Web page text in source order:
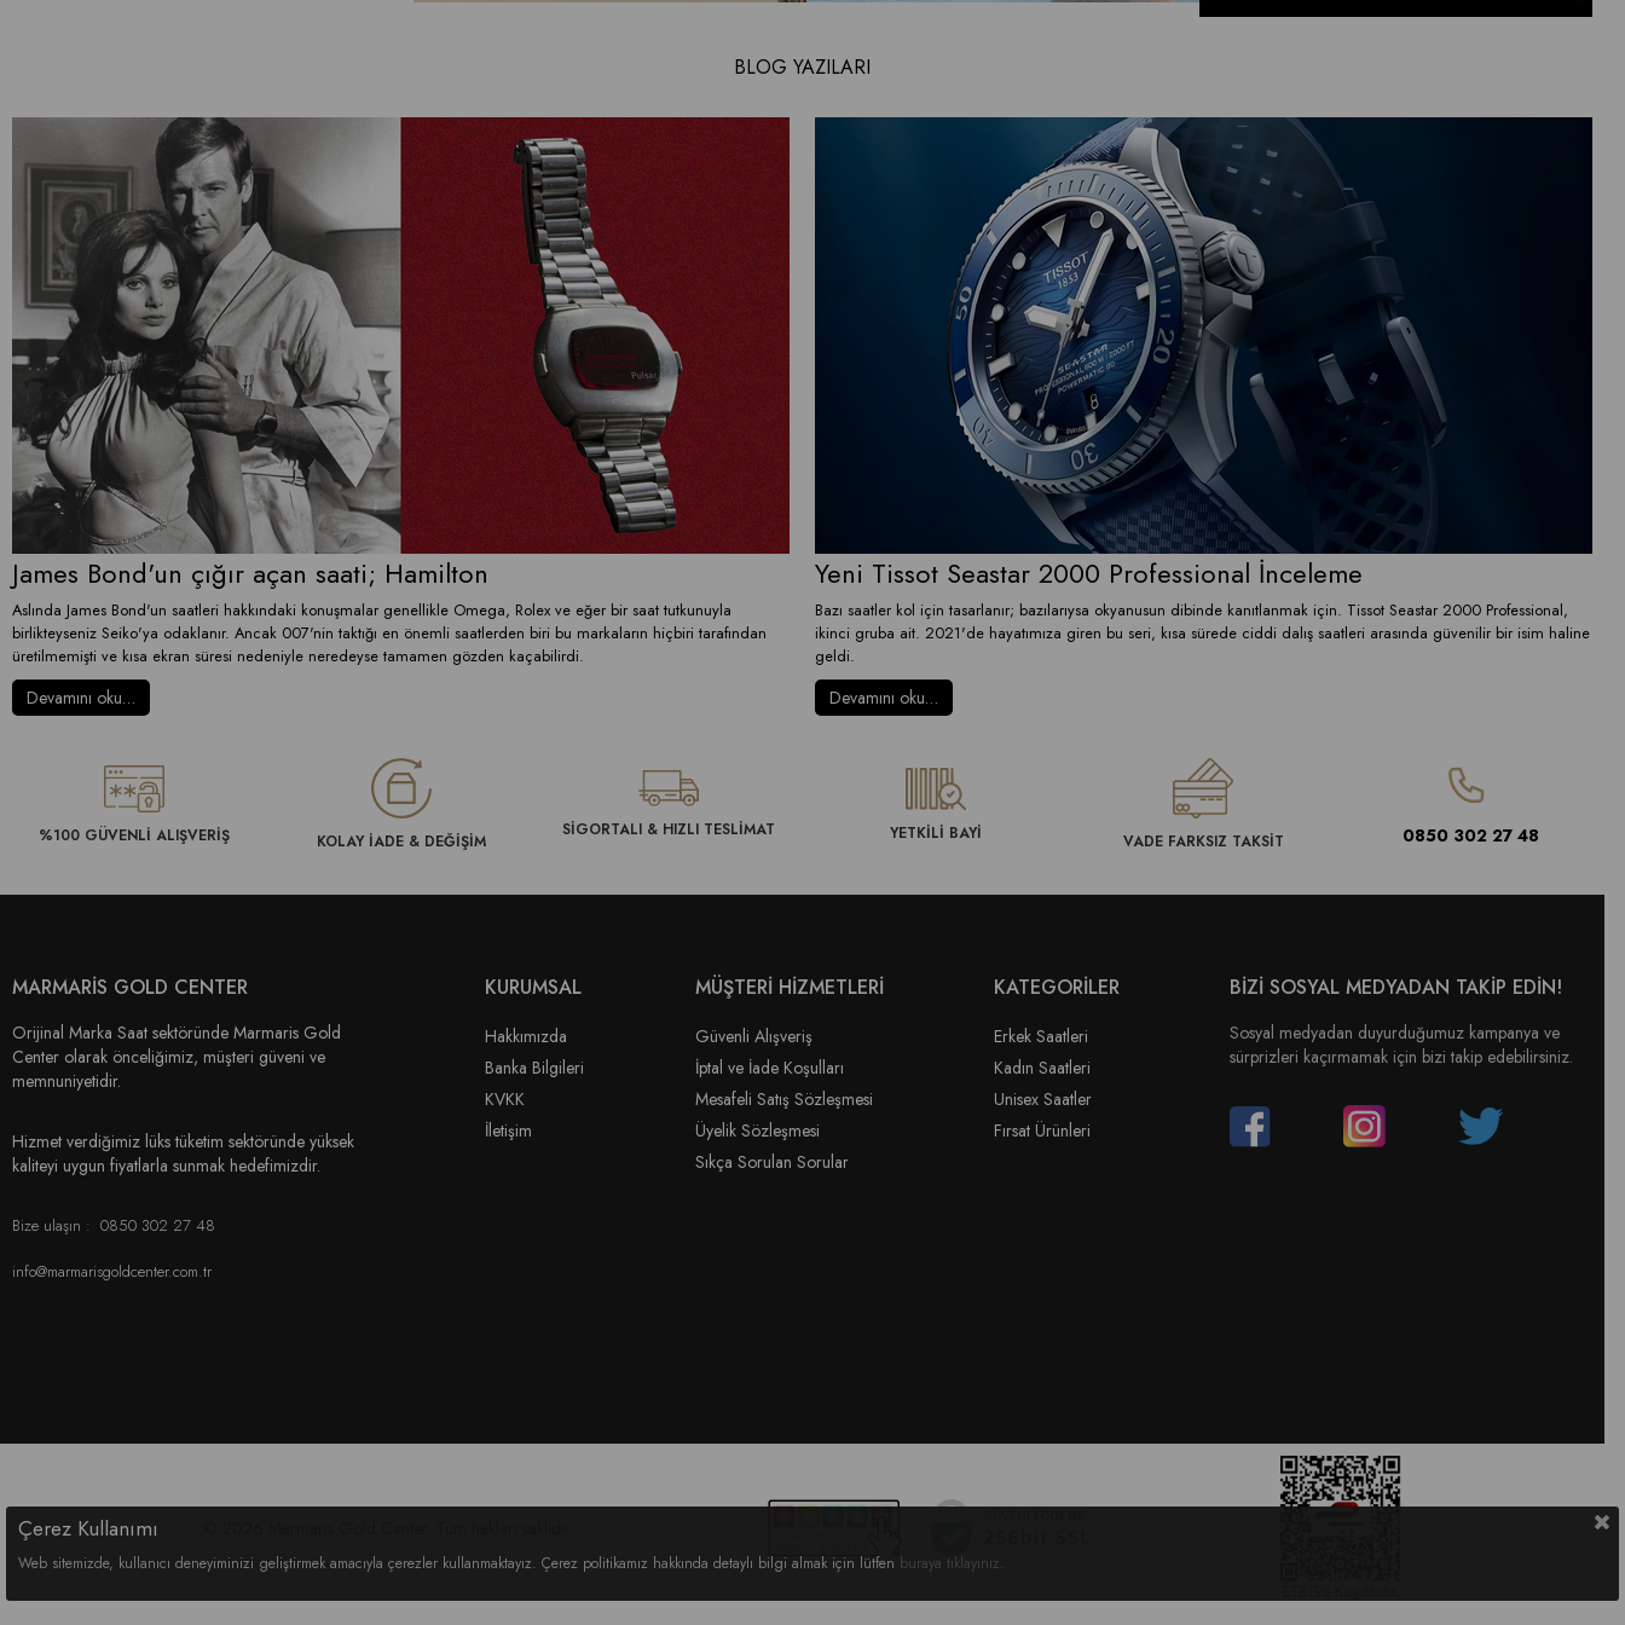
BLOG YAZILARI
James Bond'un çığır açan saati; Hamilton
Aslında James Bond'un saatleri hakkındaki konuşmalar genellikle Omega, Rolex ve eğer bir saat tutkunuyla
birlikteyseniz Seiko'ya odaklanır. Ancak 007'nin taktığı en önemli saatlerden biri bu markaların hiçbiri tarafından
üretilmemişti ve kısa ekran süresi nedeniyle neredeyse tamamen gözden kaçabilirdi.
Devamını oku…
Yeni Tissot Seastar 2000 Professional İnceleme
Bazı saatler kol için tasarlanır; bazılarıysa okyanusun dibinde kanıtlanmak için. Tissot Seastar 2000 Professional,
ikinci gruba ait. 2021'de hayatımıza giren bu seri, kısa sürede ciddi dalış saatleri arasında güvenilir bir isim haline
geldi.
Devamını oku…
%100 GÜVENLİ ALIŞVERİŞ KOLAY İADE & DEĞİŞİM
SİGORTALI & HIZLI TESLİMAT YETKİLİ BAYİ VADE FARKSIZ TAKSİT 0850 302 27 48
MARMARİS GOLD CENTER
Orijinal Marka Saat sektöründe Marmaris Gold
Center olarak önceliğimiz, müşteri güveni ve
memnuniyetidir.
Hizmet verdiğimiz lüks tüketim sektöründe yüksek
kaliteyi uygun fiyatlarla sunmak hedefimizdir.
Bize ulaşın : 0850 302 27 48
info@marmarisgoldcenter.com.tr
KURUMSAL
Hakkımızda
Banka Bilgileri
KVKK
İletişim
MÜŞTERİ HİZMETLERİ
Güvenli Alışveriş
İptal ve İade Koşulları
Mesafeli Satış Sözleşmesi
Üyelik Sözleşmesi
Sıkça Sorulan Sorular
KATEGORİLER
Erkek Saatleri
Kadın Saatleri
Unisex Saatler
Fırsat Ürünleri
BİZİ SOSYAL MEDYADAN TAKİP EDİN!
Sosyal medyadan duyurduğumuz kampanya ve
sürprizleri kaçırmamak için bizi takip edebilirsiniz.
Çerez Kullanımı
Web sitemizde, kullanıcı deneyiminizi geliştirmek amacıyla çerezler kullanmaktayız. Çerez politikamız hakkında detaylı bilgi almak için lütfen buraya tıklayınız